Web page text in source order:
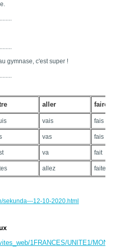
gymnase, c'est super !
aller faire
vais fais
vas fais
va fait
allez faites
sekunda---12-10-2020.html
1FRANCES/UNITE1/